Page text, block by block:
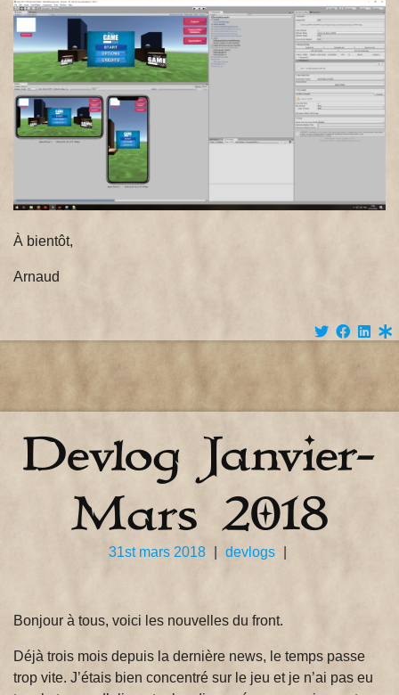
À bientôt,
Arnaud
Devlog Janvier-
Mars 2018
31st mars 2018 devlogs
Bonjour à tous, voici les nouvelles du front.
Déjà trois mois depuis la dernière news, le temps passe
trop vite. J’étais bien concentré sur le jeu et je n’ai pas eu